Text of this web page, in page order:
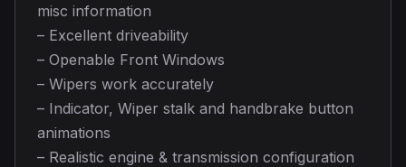
misc information
– Excellent driveability
– Openable Front Windows
– Wipers work accurately
– Indicator, Wiper stalk and handbrake button
animations
– Realistic engine & transmission configuration